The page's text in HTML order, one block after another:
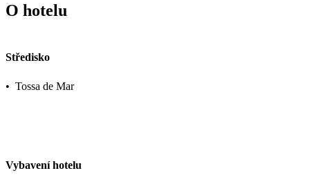
O hotelu
Středisko
• Tossa de Mar
Vybavení hotelu